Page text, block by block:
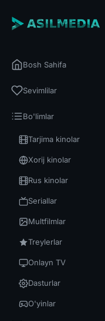
Bosh Sahifa
Sevimlilar
Bo'limlar
Tarjima kinolar
Xorij kinolar
Rus kinolar
Seriallar
Multfilmlar
Treylerlar
Onlayn TV
Dasturlar
O'yinlar